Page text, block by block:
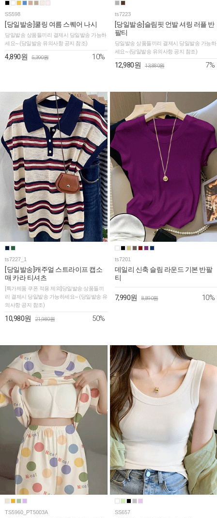
SS598
[당일발송]쿨링 여름 스퀘어 나시
당일발송 상품들끼리 결제시 당일발송 가능하
세요~ (당일발송 유의사항 공지 참조)
4,890원 5,390원 10%
ts7223
[당일발송]슬림핏 언발 셔링 러플 반
팔티
당일발송 상품들끼리 결제시 당일발송 가능하
세요~ (당일발송 유의사항 공지 참조)
12,980원 13,880원 7%
ts7227_1
[당일발송]캐주얼 스트라이프 캡소
매 카라 티셔츠
[특가제품 쿠폰 적용 제외]당일발송 상품들끼
리 결제시 당일발송 가능하세요~ (당일발송 유
의사항 공지 참조)
10,980원 21,980원 50%
ts7201
데일리 신축 슬림 라운드 기본 반팔
티
7,990원 8,890원 10%
TS5960_PT5003A SS657